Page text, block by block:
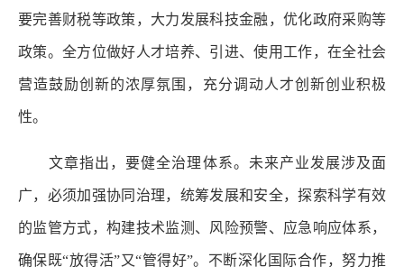
要完善财税等政策，大力发展科技金融，优化政府采购等
政策。全方位做好人才培养、引进、使用工作，在全社会
营造鼓励创新的浓厚氛围，充分调动人才创新创业积极
性。
文章指出，要健全治理体系。未来产业发展涉及面
广，必须加强协同治理，统筹发展和安全，探索科学有效
的监管方式，构建技术监测、风险预警、应急响应体系，
确保既“放得活”又“管得好”。不断深化国际合作，努力推